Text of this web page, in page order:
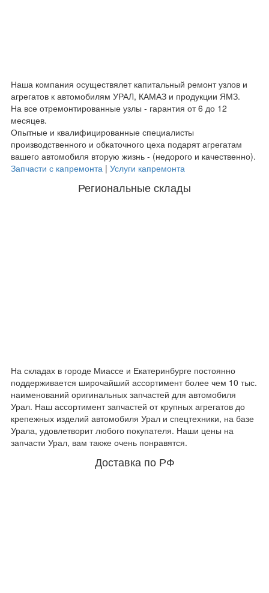
Наша компания осуществялет капитальный ремонт узлов и
агрегатов к автомобилям УРАЛ, КАМАЗ и продукции ЯМЗ.
На все отремонтированные узлы - гарантия от 6 до 12
месяцев.
Опытные и квалифицированные специалисты
производственного и обкаточного цеха подарят агрегатам
вашего автомобиля вторую жизнь - (недорого и качественно).
Запчасти с капремонта | Услуги капремонта
Региональные склады
На складах в городе Миассе и Екатеринбурге постоянно
поддерживается широчайший ассортимент более чем 10 тыс.
наименований оригинальных запчастей для автомобиля
Урал. Наш ассортимент запчастей от крупных агрегатов до
крепежных изделий автомобиля Урал и спецтехники, на базе
Урала, удовлетворит любого покупателя. Наши цены на
запчасти Урал, вам также очень понравятся.
Доставка по РФ